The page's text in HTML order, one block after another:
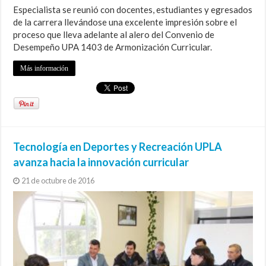
Especialista se reunió con docentes, estudiantes y egresados
de la carrera llevándose una excelente impresión sobre el
proceso que lleva adelante al alero del Convenio de
Desempeño UPA 1403 de Armonización Curricular.
Más información
Tecnología en Deportes y Recreación UPLA
avanza hacia la innovación curricular
21 de octubre de 2016